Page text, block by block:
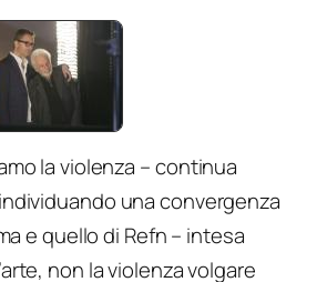
la violenza – continua
una convergenza
e quello di Refn – intesa
non la violenza volgare